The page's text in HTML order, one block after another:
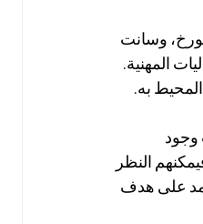
وسانت
المهنية.
به.
وجود
النظر
على هدف